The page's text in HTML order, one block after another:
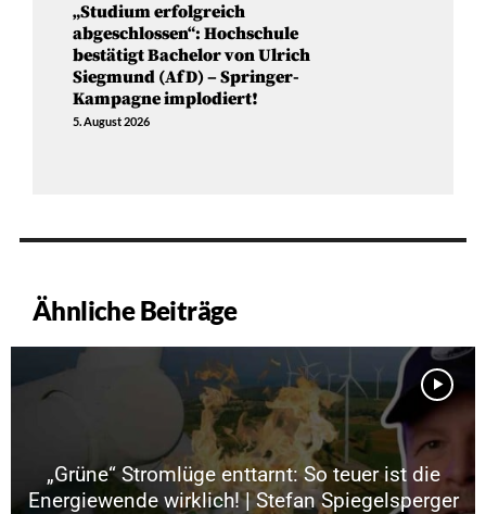
„Studium erfolgreich
abgeschlossen“: Hochschule
bestätigt Bachelor von Ulrich
Siegmund (AfD) – Springer-
Kampagne implodiert!
5. August 2026
Ähnliche Beiträge
„Grüne“ Stromlüge enttarnt: So teuer ist die
Energiewende wirklich! | Stefan Spiegelsperger